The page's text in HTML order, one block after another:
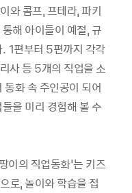
와 콤프, 프테라, 파키
해 아이들이 예절, 규
1편부터 5편까지 각각
사 등 5개의 직업을 소
화 속 주인공이 되어
을 미리 경험해 볼 수
이의 직업동화’는 키즈
로, 놀이와 학습을 접